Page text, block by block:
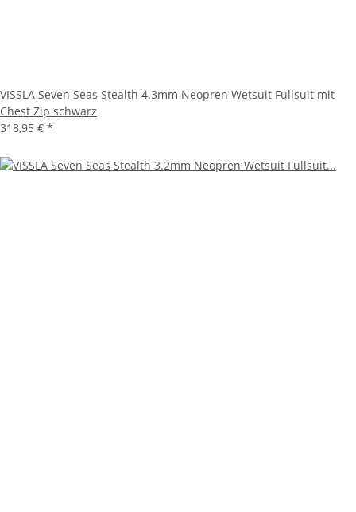
VISSLA Seven Seas Stealth 4.3mm Neopren Wetsuit Fullsuit mit
Chest Zip schwarz
318,95 € *